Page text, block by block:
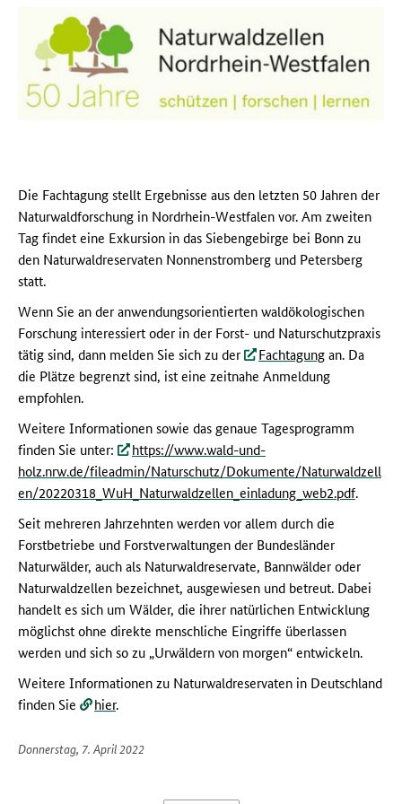
Die Fachtagung stellt Ergebnisse aus den letzten 50 Jahren der
Naturwaldforschung in Nordrhein-Westfalen vor. Am zweiten
Tag findet eine Exkursion in das Siebengebirge bei Bonn zu
den Naturwaldreservaten Nonnenstromberg und Petersberg
statt.
Wenn Sie an der anwendungsorientierten waldökologischen
Forschung interessiert oder in der Forst- und Naturschutzpraxis
tätig sind, dann melden Sie sich zu der
Fachtagungan. Da
die Plätze begrenzt sind, ist eine zeitnahe Anmeldung
empfohlen.
Weitere Informationen sowie das genaue Tagesprogramm
finden Sie unter:
https://www.wald-und-
holz.nrw.de/fileadmin/Naturschutz/Dokumente/Naturwaldzell
en/20220318_WuH_Naturwaldzellen_einladung_web2.pdf.
Seit mehreren Jahrzehnten werden vor allem durch die
Forstbetriebe und Forstverwaltungen der Bundesländer
Naturwälder, auch als Naturwaldreservate, Bannwälder oder
Naturwaldzellen bezeichnet, ausgewiesen und betreut. Dabei
handelt es sich um Wälder, die ihrer natürlichen Entwicklung
möglichst ohne direkte menschliche Eingriffe überlassen
werden und sich so zu „Urwäldern von morgen“ entwickeln.
Weitere Informationen zu Naturwaldreservaten in Deutschland
finden Sie
hier.
Donnerstag, 7. April 2022